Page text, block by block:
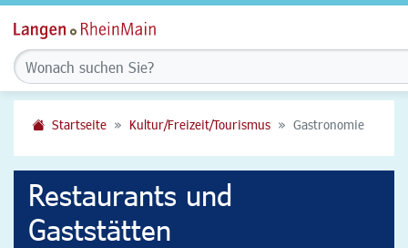
Startseite Kultur/Freizeit/Tourismus Gastronomie
Restaurants und
Gaststätten